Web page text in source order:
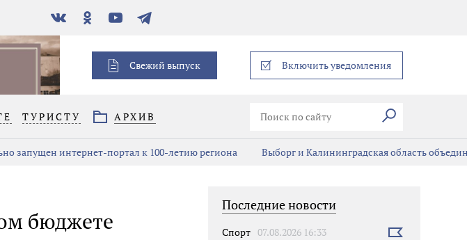
В
контакте
Одноклассники
YouTubeТелеграм
Свежий выпуск Включить уведомления
ТУРИСТУ АРХИВ Искать
запущен интернет-портал к 100-летию региона Выборг и Калининградская область
бюджете
Последние новости
Спорт 07.08.2026 16:33
Выбрать